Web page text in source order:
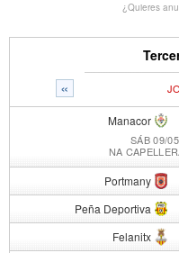
¿Quieres
«
Manacor
SÁB 09/
NA
Portmany
Peña Deportiva
Felanitx